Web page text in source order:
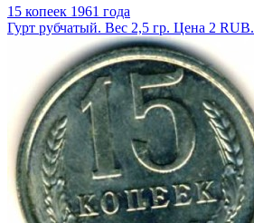
15 копеек 1961 года
Гурт рубчатый. Вес 2,5 гр. Цена 2 RUB.